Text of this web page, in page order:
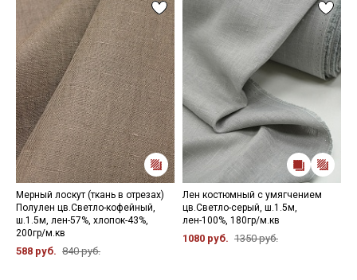
Мерный лоскут (ткань в отрезах)
Полулен цв.Светло-кофейный,
ш.1.5м, лен-57%, хлопок-43%,
200гр/м.кв
588 руб. 840 руб.
Лен костюмный с умягчением
цв.Светло-серый, ш.1.5м,
лен-100%, 180гр/м.кв
1080 руб. 1350 руб.